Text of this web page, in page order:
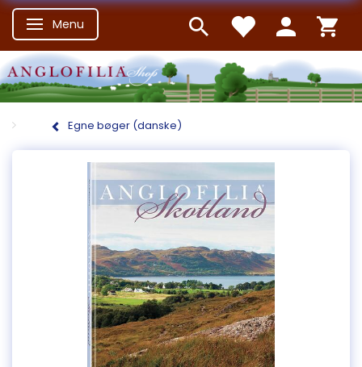
Skifte navigation
Menu
Egne bøger (danske)